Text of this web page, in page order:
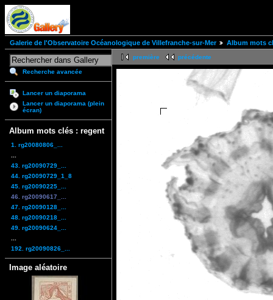
Galerie de l'Observatoire Océanologique de Villefranche-sur-Mer Album mots
Recherche avancée
Lancer un diaporama
Lancer un diaporama (plein
écran)
Album mots clés : regent
1. rg20080806_...
43. rg20090729_...
44. rg20090729_1_8
45. rg20090225_...
46. rg20090617_...
47. rg20090128_...
48. rg20090218_...
49. rg20090624_...
192. rg20090826_...
Image aléatoire
première précédente